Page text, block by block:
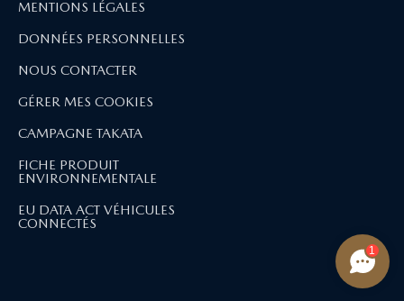
MENTIONS LÉGALES
DONNÉES PERSONNELLES
NOUS CONTACTER
GÉRER MES COOKIES
CAMPAGNE TAKATA
FICHE PRODUIT
ENVIRONNEMENTALE
EU DATA ACT VÉHICULES
CONNECTÉS
1